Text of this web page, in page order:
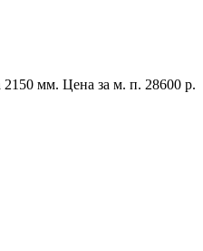
мм. Цена за м. п. 28600 р.